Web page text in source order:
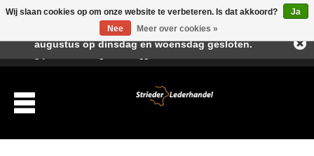
Wij slaan cookies op om onze website te verbeteren. Is dat akkoord?
Ja
Nee
Meer over cookies »
Beste klant, I.v.m. de vakantieperiode zijn wij in juli en
augustus op dinsdag en woensdag gesloten.